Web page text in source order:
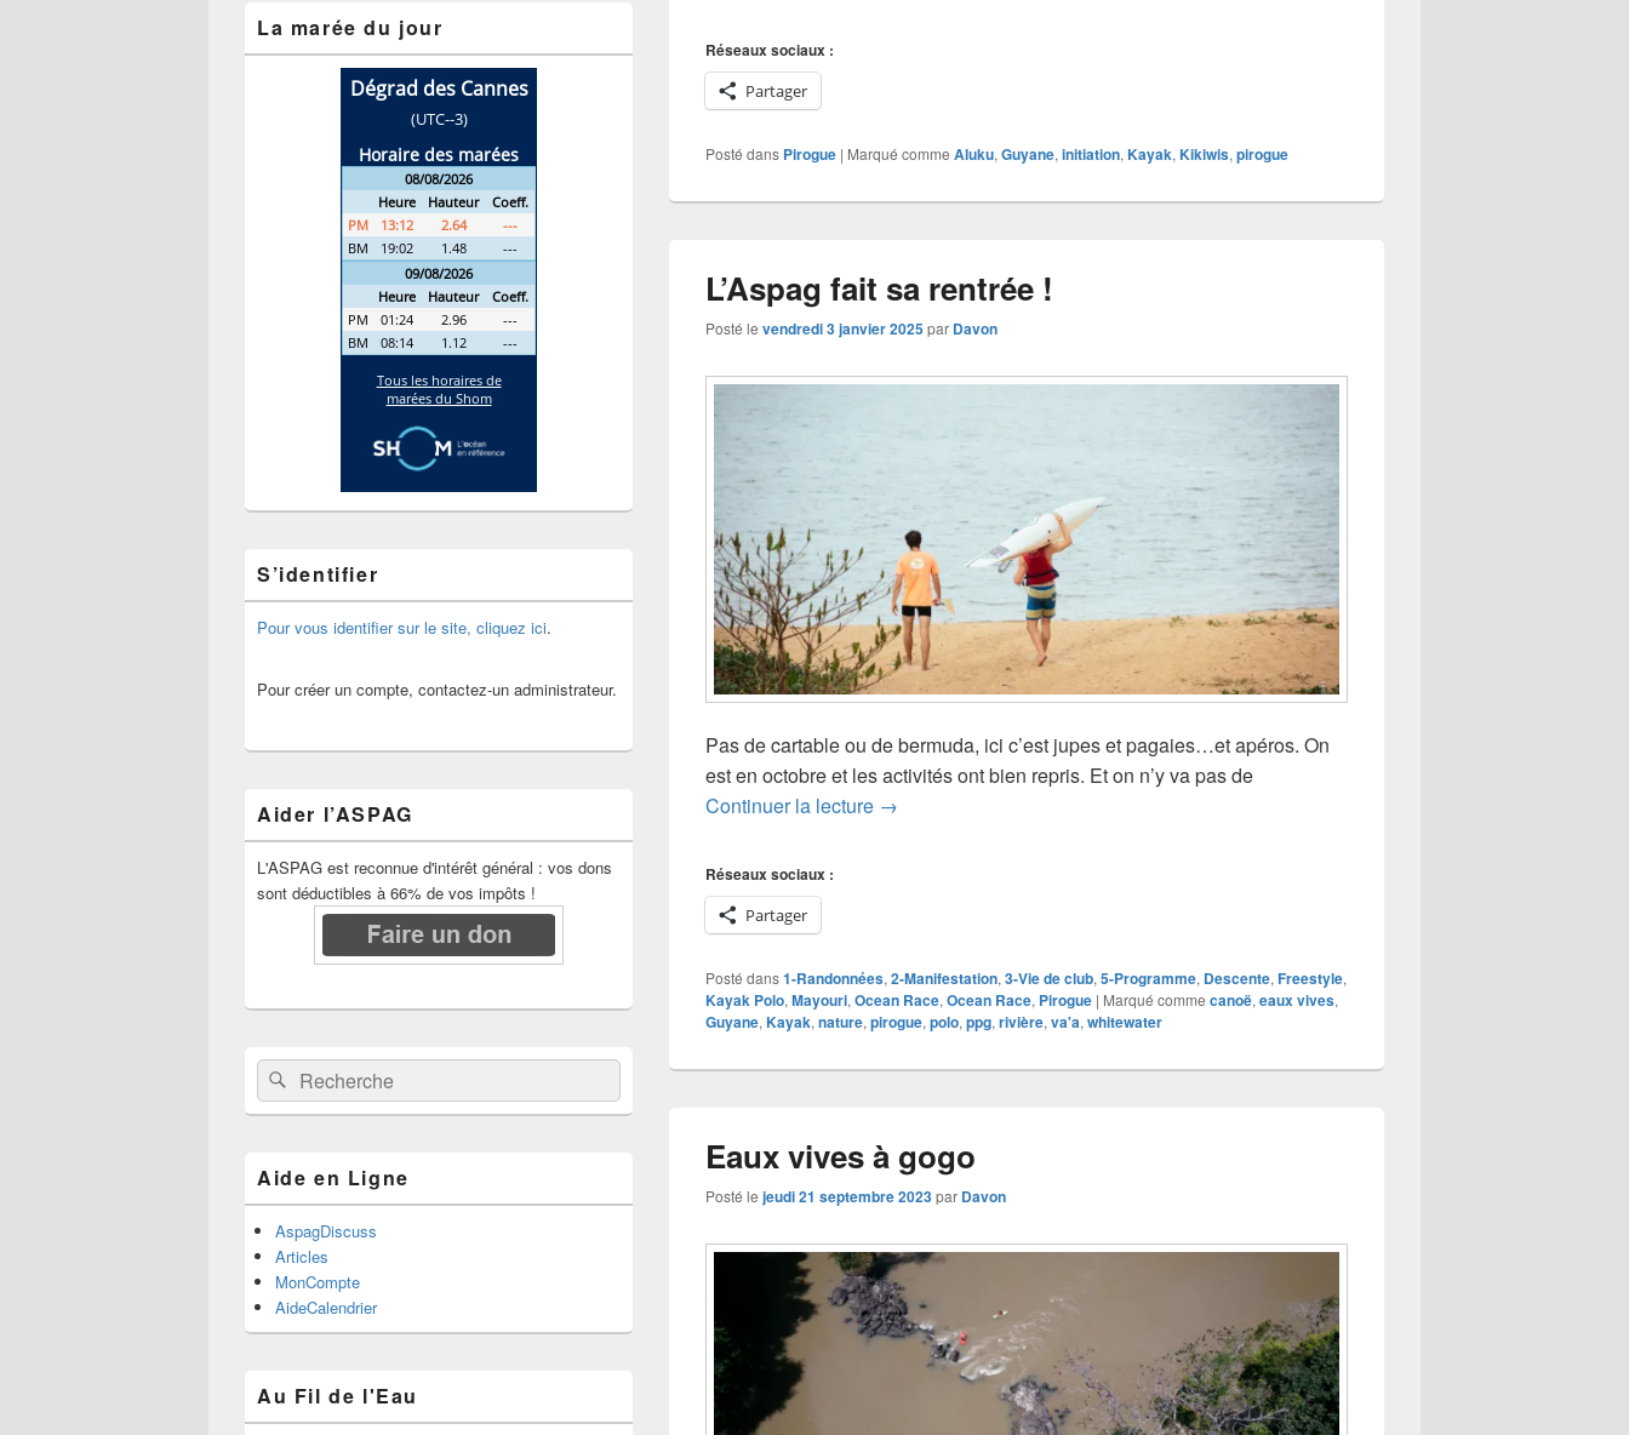
Réseaux sociaux :
Partager
Posté dans Pirogue | Marqué comme Aluku, Guyane, initiation, Kayak, Kikiwis, pirogue
L’Aspag fait sa rentrée !
Posté le vendredi 3 janvier 2025par Davon
Pas de cartable ou de bermuda, ici c’est jupes et pagaies…et apéros. On
est en octobre et les activités ont bien repris. Et on n’y va pas de
Continuer la lecture L’Aspag fait sa rentrée !
→
Réseaux sociaux :
Partager
Posté dans1-Randonnées, 2-Manifestation, 3-Vie de club, 5-Programme, Descente, Freestyle,
Kayak Polo, Mayouri, Ocean Race, Ocean Race, Pirogue | Marqué comme canoë, eaux vives,
Guyane, Kayak, nature, pirogue, polo, ppg, rivière, va'a, whitewater
Eaux vives à gogo
Posté le jeudi 21 septembre 2023par Davon
La marée du jour
S’identifier
Pour vous identifier sur le site, cliquez ici.
Pour créer un compte, contactez-un administrateur.
Aider l’ASPAG
L'ASPAG est reconnue d'intérêt général : vos dons
sont déductibles à 66% de vos impôts !
Recherche :Rechercher
Aide en Ligne
AspagDiscuss
Articles
MonCompte
AideCalendrier
Au Fil de l'Eau